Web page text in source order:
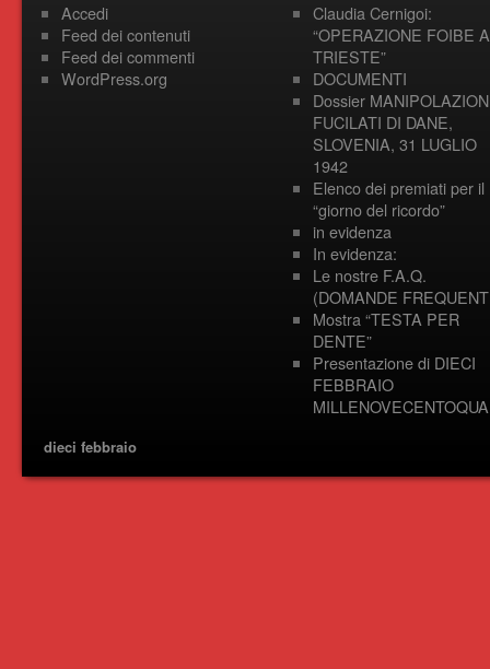
Accedi
Feed dei contenuti
Feed dei commenti
WordPress.org
Claudia Cernigoi:
“OPERAZIONE FOIBE A
TRIESTE”
DOCUMENTI
Dossier
FUCILATI DI DANE,
SLOVENIA, 31 LUGLIO
1942
Elenco dei premiati per il
“giorno del ricordo”
in evidenza
In evidenza:
Le nostre F.A.Q.
(DOMANDE
Mostra “TESTA PER
DENTE”
Presentazione di DIECI
FEBBRAIO
dieci febbraio